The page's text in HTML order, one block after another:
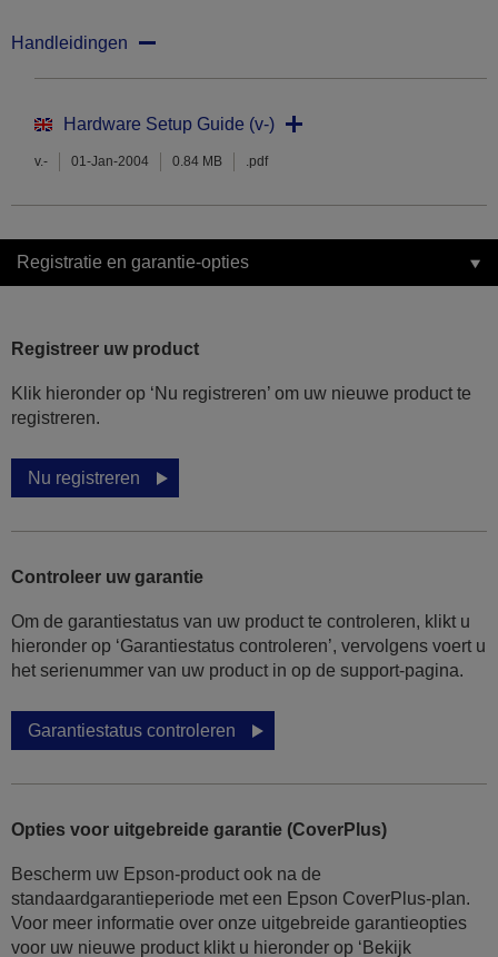
Handleidingen
Hardware Setup Guide (v-)
v.- 01-Jan-2004 0.84 MB .pdf
Registratie en garantie-opties
Registreer uw product
Klik hieronder op ‘Nu registreren’ om uw nieuwe product te
registreren.
Nu registreren
Controleer uw garantie
Om de garantiestatus van uw product te controleren, klikt u
hieronder op ‘Garantiestatus controleren’, vervolgens voert u
het serienummer van uw product in op de support-pagina.
Garantiestatus controleren
Opties voor uitgebreide garantie (CoverPlus)
Bescherm uw Epson-product ook na de
standaardgarantieperiode met een Epson CoverPlus-plan.
Voor meer informatie over onze uitgebreide garantieopties
voor uw nieuwe product klikt u hieronder op ‘Bekijk